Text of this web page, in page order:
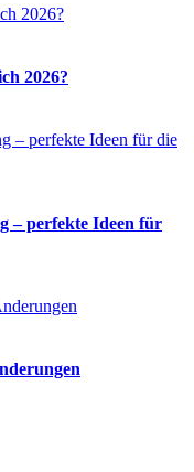
2026?
– perfekte Ideen für